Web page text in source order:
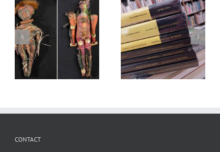
JUILLET 2026 | UNE
BALADE LITTÉRAIRE
EN HISTOIRE DE
L’ART
CONTACT